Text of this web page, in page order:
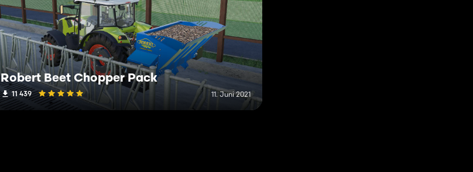
Robert Beet Chopper Pack
11 439 11. Juni 2021